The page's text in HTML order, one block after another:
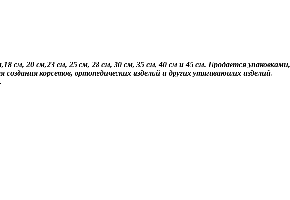
см, 20 см,23 см, 25 см, 28 см, 30 см, 35 см, 40 см и 45 см. Продается упаковками,
корсетов, ортопедических изделий и других утягивающих изделий.